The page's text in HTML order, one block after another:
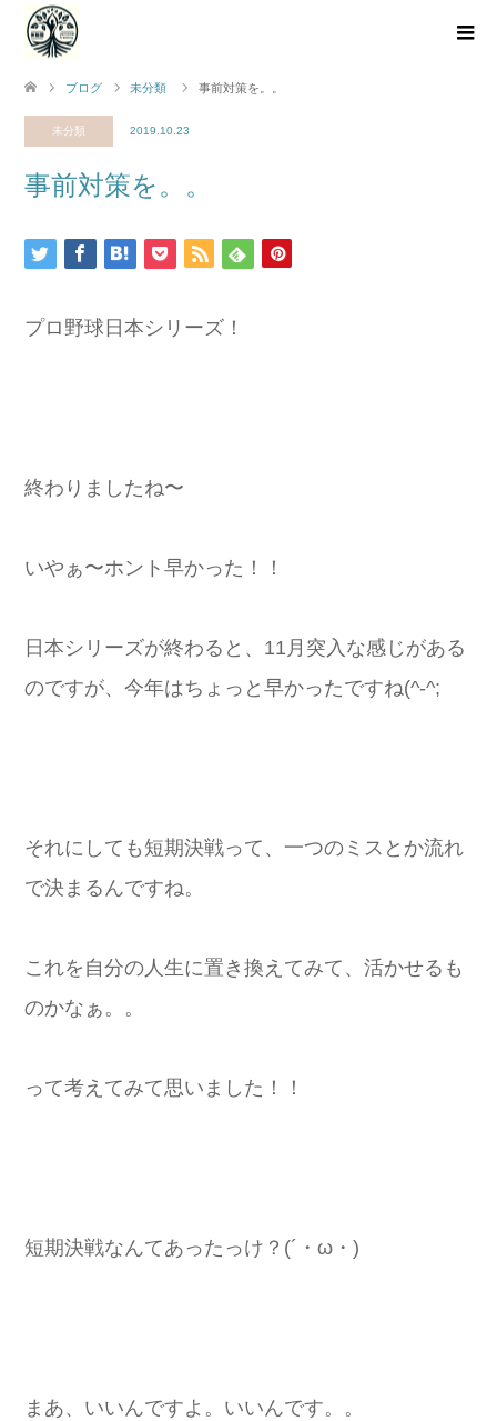
ブログ 未分類 事前対策を。。
未分類 2019.10.23
事前対策を。。
プロ野球日本シリーズ！
終わりましたね〜
いやぁ〜ホント早かった！！
日本シリーズが終わると、11月突入な感じがある
のですが、今年はちょっと早かったですね(^-^;
それにしても短期決戦って、一つのミスとか流れ
で決まるんですね。
これを自分の人生に置き換えてみて、活かせるも
のかなぁ。。
って考えてみて思いました！！
短期決戦なんてあったっけ？(´・ω・)
まあ、いいんですよ。いいんです。。